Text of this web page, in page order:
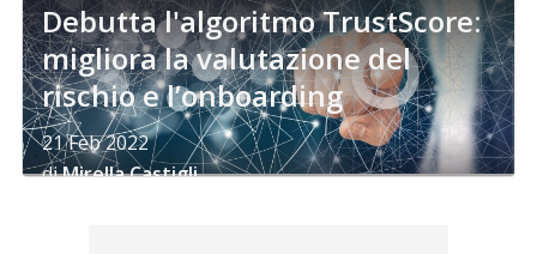
Debutta l'algoritmo TrustScore:
migliora la valutazione del
rischio e l’onboarding
21 Feb 2022
diMirella Castigli